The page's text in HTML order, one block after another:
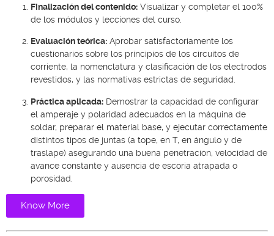
Finalización del contenido: Visualizar y completar el 100%
de los módulos y lecciones del curso.
Evaluación teórica: Aprobar satisfactoriamente los
cuestionarios sobre los principios de los circuitos de
corriente, la nomenclatura y clasificación de los electrodos
revestidos, y las normativas estrictas de seguridad.
Práctica aplicada: Demostrar la capacidad de configurar
el amperaje y polaridad adecuados en la máquina de
soldar, preparar el material base, y ejecutar correctamente
distintos tipos de juntas (a tope, en T, en ángulo y de
traslape) asegurando una buena penetración, velocidad de
avance constante y ausencia de escoria atrapada o
porosidad.
Know More